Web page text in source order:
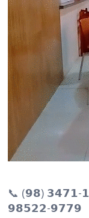
📞 (𝟵𝟴) 𝟯𝟰𝟳𝟭-
𝟵𝟴𝟱𝟮𝟮-𝟵𝟳𝟳𝟵